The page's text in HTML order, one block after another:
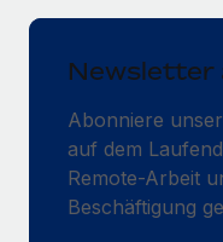
Newsletter
Abonniere
auf dem
Remote-Arbeit
Beschäftigung